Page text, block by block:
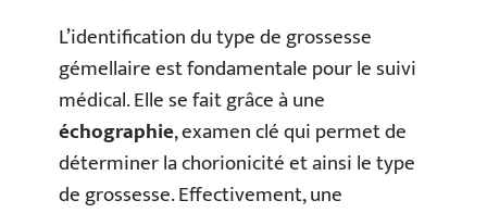
L’identification du type de grossesse
gémellaire est fondamentale pour le suivi
médical. Elle se fait grâce à une
échographie, examen clé qui permet de
déterminer la chorionicité et ainsi le type
de grossesse. Effectivement, une